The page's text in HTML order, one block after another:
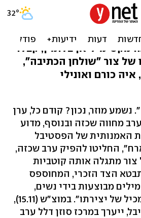
שרות ערן צור", בניהולה
מקסימיליאן בלומין, קבלו
של צור "שולחן הכתיבה",
כורם ואונילי
נשמע מוזר, נכון? קודם כל, ערן
מחווה שכזה ובנוסף, מדוע
האמנותית של הפסטיבל
החליטו להפיק ערב שכזה,
צור מתגלה אותה קוטביות
הצד הזכרי, המחוספס
מבוצעות בידי נשים,
מתגלה הצד הרך והמכיל של יצירתו". במוצ"ש (15.11),
ייערך במרכז סוזן דלל ערב